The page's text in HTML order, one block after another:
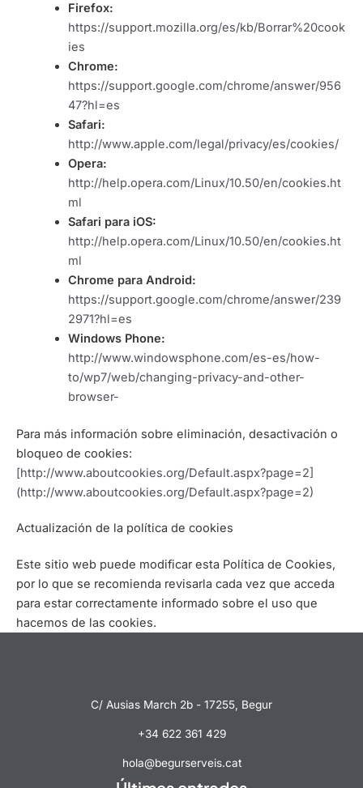
Firefox:
https://support.mozilla.org/es/kb/Borrar%20cook
ies
Chrome:
https://support.google.com/chrome/answer/956
47?hl=es
Safari:
http://www.apple.com/legal/privacy/es/cookies/
Opera:
http://help.opera.com/Linux/10.50/en/cookies.ht
ml
Safari para iOS:
http://help.opera.com/Linux/10.50/en/cookies.ht
ml
Chrome para Android:
https://support.google.com/chrome/answer/239
2971?hl=es
Windows Phone:
http://www.windowsphone.com/es-es/how-
to/wp7/web/changing-privacy-and-other-
browser-
Para más información sobre eliminación, desactivación o
bloqueo de cookies:
[http://www.aboutcookies.org/Default.aspx?page=2]
(http://www.aboutcookies.org/Default.aspx?page=2)
Actualización de la política de cookies
Este sitio web puede modificar esta Política de Cookies,
por lo que se recomienda revisarla cada vez que acceda
para estar correctamente informado sobre el uso que
hacemos de las cookies.
C/ Ausias March 2b - 17255, Begur
+34 622 361 429
hola@begurserveis.cat